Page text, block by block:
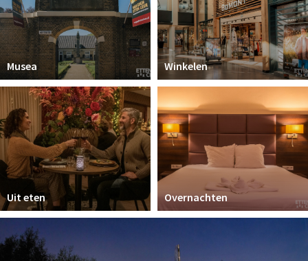
Musea Winkelen
Uit eten Overnachten